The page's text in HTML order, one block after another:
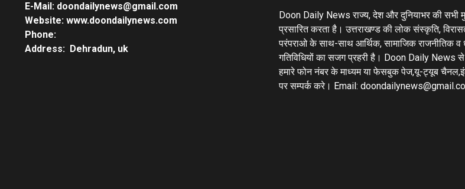
E-Mail: doondailynews@gmail.com
Website: www.doondailynews.com
Phone:
Address: Dehradun, uk
Doon Daily News राज्य, देश और दुनियाभर की सभी
प्रसारित करता है। उत्तराखण्ड की लोक संस्कृति,
परंपराओ के साथ-साथ आर्थिक, सामाजिक राजनीतिक व
गतिविधियों का सजग प्रहरी है। Doon Daily News
हमारे फोन नंबर के माध्यम या फेसबुक पेज,यू-ट्यूब
पर सम्पर्क करे। Email: